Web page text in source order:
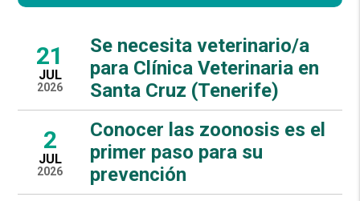
21
JUL
2026
Se necesita veterinario/a
para Clínica Veterinaria en
Santa Cruz (Tenerife)
2
JUL
2026
Conocer las zoonosis es el
primer paso para su
prevención